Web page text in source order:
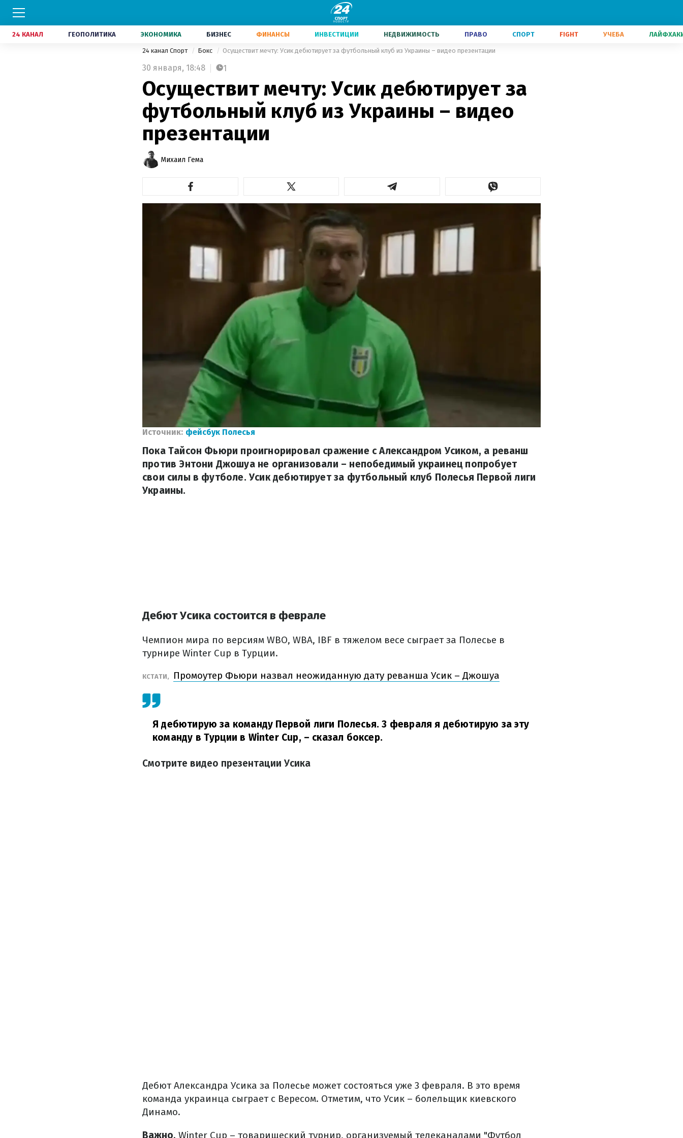
24 КАНАЛ ГЕОПОЛИТИКА ЭКОНОМИКА БИЗНЕС ФИНАНСЫ ИНВЕСТИЦИИ НЕДВИЖИМОСТЬ ПРАВО СПОРТ FIGHT УЧЕБА
24 канал Спорт Бокс Осуществит мечту: Усик дебютирует за футбольный клуб из Украины – видео презентации
30 января, 18:48 1
Осуществит мечту: Усик дебютирует за
футбольный клуб из Украины – видео
презентации
Михаил Гема
Источник: фейсбук Полесья
Пока Тайсон Фьюри проигнорировал сражение с Александром Усиком, а реванш
против Энтони Джошуа не организовали – непобедимый украинец попробует
свои силы в футболе. Усик дебютирует за футбольный клуб Полесья Первой лиги
Украины.
Дебют Усика состоится в феврале
Чемпион мира по версиям WBO, WBA, IBF в тяжелом весе сыграет за Полесье в
турнире Winter Cup в Турции.
КСТАТИ, Промоутер Фьюри назвал неожиданную дату реванша Усик – Джошуа
Я дебютирую за команду Первой лиги Полесья. 3 февраля я дебютирую за эту
команду в Турции в Winter Cup, – сказал боксер.
Смотрите видео презентации Усика
Дебют Александра Усика за Полесье может состояться уже 3 февраля. В это время
команда украинца сыграет с Вересом. Отметим, что Усик – болельщик киевского
Динамо.
Важно. Winter Cup – товарищеский турнир, организуемый телеканалами "Футбол